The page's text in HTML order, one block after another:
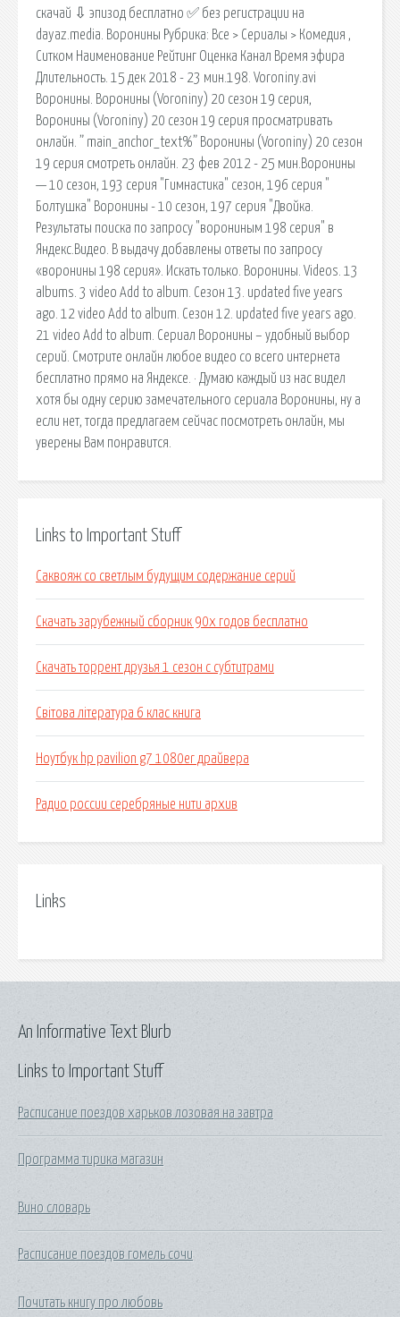
скачай ⇩ эпизод бесплатно ✅ без регистрации на
dayaz.media. Воронины Рубрика: Все > Сериалы > Комедия ,
Ситком Наименование Рейтинг Оценка Канал Время эфира
Длительность. 15 дек 2018 - 23 мин.198. Voroniny.avi
Воронины. Воронины (Voroniny) 20 сезон 19 серия,
Воронины (Voroniny) 20 сезон 19 серия просматривать
онлайн. ” main_anchor_text%” Воронины (Voroniny) 20 сезон
19 серия смотреть онлайн. 23 фев 2012 - 25 мин.Воронины
— 10 сезон, 193 серия "Гимнастика" сезон, 196 серия "
Болтушка" Воронины - 10 сезон, 197 серия "Двойка.
Результаты поиска по запросу "ворониным 198 серия" в
Яндекс.Видео. В выдачу добавлены ответы по запросу
«воронины 198 серия». Искать только. Воронины. Videos. 13
albums. 3 video Add to album. Сезон 13. updated five years
ago. 12 video Add to album. Сезон 12. updated five years ago.
21 video Add to album. Сериал Воронины – удобный выбор
серий. Смотрите онлайн любое видео со всего интернета
бесплатно прямо на Яндексе. · Думаю каждый из нас видел
хотя бы одну серию замечательного сериала Воронины, ну а
если нет, тогда предлагаем сейчас посмотреть онлайн, мы
уверены Вам понравится.
Links to Important Stuff
Саквояж со светлым будущим содержание серий
Скачать зарубежный сборник 90х годов бесплатно
Скачать торрент друзья 1 сезон с субтитрами
Світова література 6 клас книга
Ноутбук hp pavilion g7 1080er драйвера
Радио россии серебряные нити архив
Links
Links to Important Stuff
Расписание поездов харьков лозовая на завтра
Программа тирика магазин
Вино словарь
Расписание поездов гомель сочи
Почитать книгу про любовь
An Informative Text Blurb